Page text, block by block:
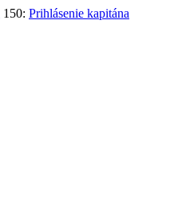
150: Prihlásenie kapitána